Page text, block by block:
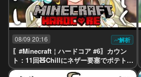
08/09 20:16 解析
〖#Minecraft￤ハードコア #6〗カウン
ト：11回🧸Chillにネザー要塞でポテトL
￤#陽茅ほかほか￤#UniVIRTUAL #Vtub